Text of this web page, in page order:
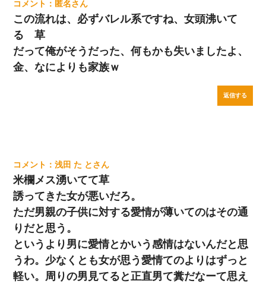
匿名
この流れは、必ずバレル系ですね、女頭沸いて
る 草
だって俺がそうだった、何もかも失いましたよ、
金、なによりも家族ｗ
返信する
浅田 た と
米欄メス湧いてて草
誘ってきた女が悪いだろ。
ただ男親の子供に対する愛情が薄いてのはその通
りだと思う。
というより男に愛情とかいう感情はないんだと思
うわ。少なくとも女が思う愛情てのよりはずっと
軽い。周りの男見てると正直男て糞だなーて思え